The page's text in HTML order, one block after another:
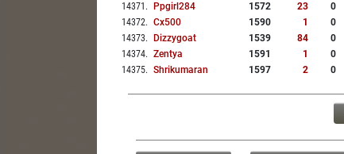
14371 . Ppgirl284 1572 23
0
14372. Cx500 1590 1
0
14373. Dizzygoat 1539 84
0
14374. Zentya 1591 1
0
14375. Shrikumaran 1597 2 0